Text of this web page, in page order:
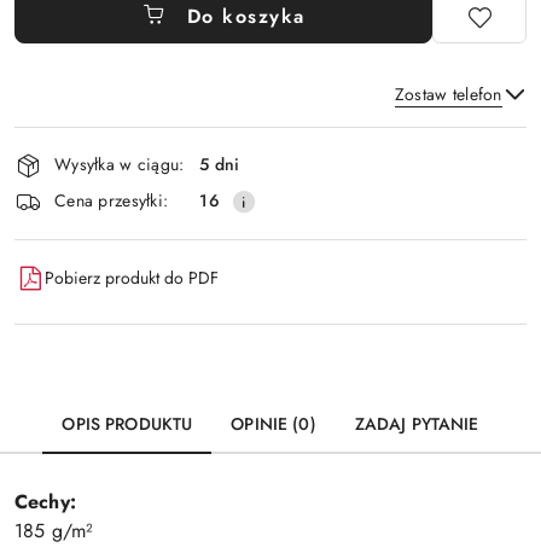
Do koszyka
Zostaw telefon
Wyślij
Dostępność
i
dostawa
Wysyłka w ciągu:
5 dni
Cena przesyłki:
16
Pobierz produkt do PDF
OPIS PRODUKTU OPINIE (0) ZADAJ PYTANIE
Cechy:
185 g/m²